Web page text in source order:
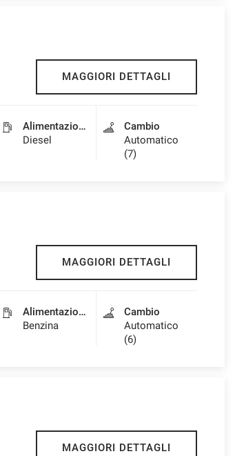
MAGGIORI DETTAGLI
Alimentazione
Diesel
Cambio
Automatico
(7)
MAGGIORI DETTAGLI
Alimentazione
Benzina
Cambio
Automatico
(6)
MAGGIORI DETTAGLI